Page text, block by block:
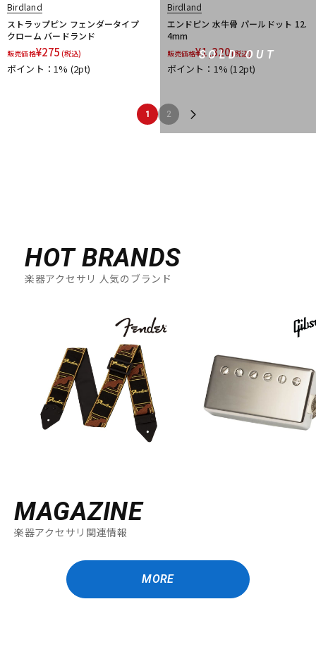
Birdland
ストラップピン フェンダータイプ
クローム バードランド
販売価格¥275 (税込)
ポイント：1% (2pt)
SOLD OUT
Birdland
エンドピン 水牛骨 パールドット 12.
4mm
販売価格¥1,320(税込)
ポイント：1%(12pt)
1 2
HOT BRANDS
楽器アクセサリ 人気のブランド
MAGAZINE
楽器アクセサリ関連情報
MORE